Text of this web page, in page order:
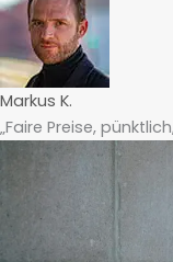
Markus K.
„Faire Preise,